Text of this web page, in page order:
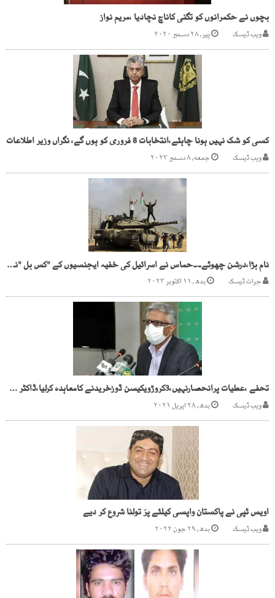
بچوں نے حکمرانوں کو تگنی کاناچ نچادیا ،مریم نواز
ویب ڈیسک پیر, ۲۸ دسمبر ۲۰۲۰
کسی کو شک نہیں ہونا چاہئے،انتخابات 8 فروری کو ہوں گے، نگراں وزیر اطلاعات
ویب ڈیسک جمعه, ۸ دسمبر ۲۰۲۳
نام بڑا،درشن چھوٹے۔۔حماس نے اسرائیل کی خفیہ ایجنسیوں کے "کس بل "نکال دیے!!!
جرات ڈیسک بدھ, ۱۱ اکتوبر ۲۰۲۳
تحفے ،عطیات پرانحصارنہیں،3کروڑویکیسن ڈوزخریدنے کامعاہدہ کرلیا،ڈاکٹر فیصل سلطان
ویب ڈیسک بدھ, ۲۸ اپریل ۲۰۲۱
اویس ٹپی نے پاکستان واپسی کیلئے پرَ تولنا شروع کر دیے
ویب ڈیسک بدھ, ۲۹ جون ۲۰۲۲